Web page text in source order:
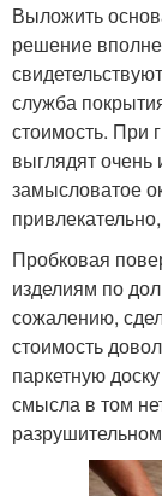
Выложить
решение
служба
стоимость. При
выглядят
замысловатое
Пробковая
изделиям по
сожалению,
стоимость
паркетную
смысла в том